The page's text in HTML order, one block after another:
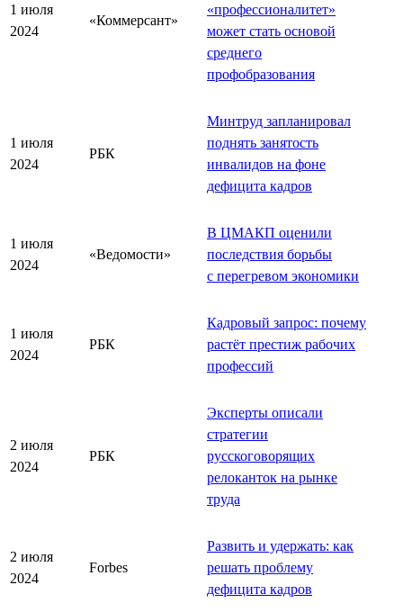
1 июля
2024
«Коммерсант»
«профессионалитет»
может стать основой
среднего
профобразования
1 июля
2024
РБК
Минтруд запланировал
поднять занятость
инвалидов на фоне
дефицита кадров
1 июля
2024
«Ведомости»
В ЦМАКП оценили
последствия борьбы
с перегревом экономики
1 июля
2024
РБК
Кадровый запрос: почему
растёт престиж рабочих
профессий
2 июля
2024
РБК
Эксперты описали
стратегии
русскоговорящих
релоканток на рынке
труда
2 июля
2024
Forbes
Развить и удержать: как
решать проблему
дефицита кадров